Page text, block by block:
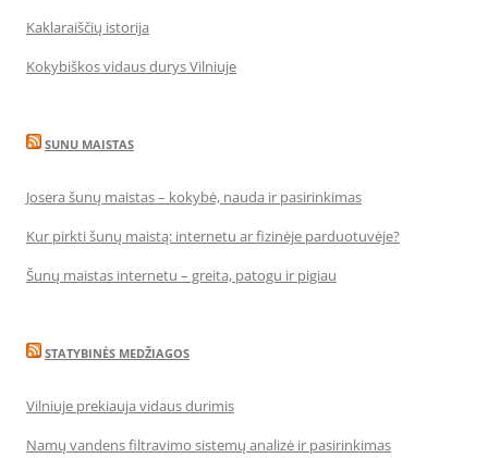
Kaklaraiščių istorija
Kokybiškos vidaus durys Vilniuje
SUNU MAISTAS
Josera šunų maistas – kokybė, nauda ir pasirinkimas
Kur pirkti šunų maistą: internetu ar fizinėje parduotuvėje?
Šunų maistas internetu – greita, patogu ir pigiau
STATYBINĖS MEDŽIAGOS
Vilniuje prekiauja vidaus durimis
Namų vandens filtravimo sistemų analizė ir pasirinkimas